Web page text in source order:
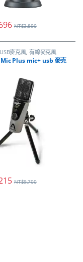
NT$3,890
USB麥克風 有線麥克風
Plus mic+ usb 麥克
NT$9,700